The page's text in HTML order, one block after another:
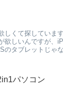
しています。 できるだ
欲しいんですが、
パソコン